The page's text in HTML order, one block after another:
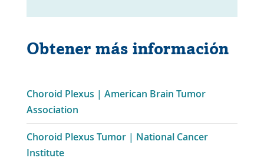
Obtener más información
Choroid Plexus | American Brain Tumor
AssociationEnlace
se
abre
Choroid Plexus Tumor | National Cancer
InstituteEnlace